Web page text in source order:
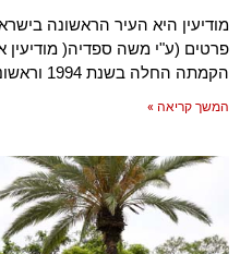
מודיעין היא העיר הראשונה
הקמתה החלה בשנת 1994 וראשוני התושבים אכלסו אותה
המשך קריאה »